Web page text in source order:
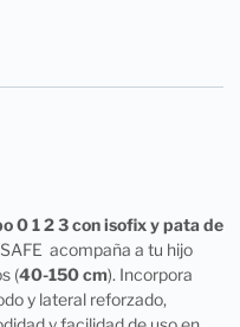
0 1 2 3 con isofix y pata de
acompaña a tu hijo
(40-150 cm). Incorpora
y lateral reforzado,